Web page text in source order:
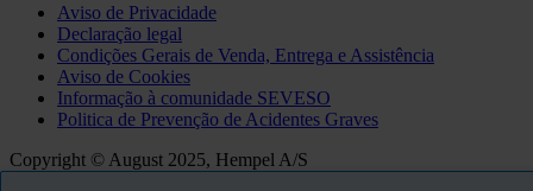
Aviso de Privacidade
Declaração legal
Condições Gerais de Venda, Entrega e Assistência
Aviso de Cookies
Informação à comunidade SEVESO
Politica de Prevenção de Acidentes Graves
Copyright © August 2025, Hempel A/S